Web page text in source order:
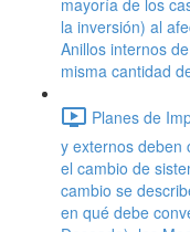
mayoría de los
la inversión) al
Anillos internos
misma cantidad
Planes de
y externos deben
el cambio de
cambio se
en qué debe